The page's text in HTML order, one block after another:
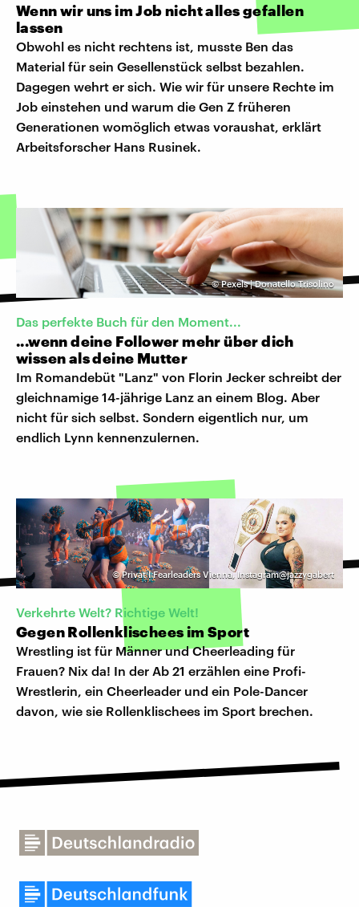
Wenn wir uns im Job nicht alles gefallen
lassen
Obwohl es nicht rechtens ist, musste Ben das
Material für sein Gesellenstück selbst bezahlen.
Dagegen wehrt er sich. Wie wir für unsere Rechte im
Job einstehen und warum die Gen Z früheren
Generationen womöglich etwas voraushat, erklärt
Arbeitsforscher Hans Rusinek.
©Pexels | Donatello Trisolino
Das perfekte Buch für den Moment...
...wenn deine Follower mehr über dich
wissen als deine Mutter
Im Romandebüt "Lanz" von Florin Jecker schreibt der
gleichnamige 14-jährige Lanz an einem Blog. Aber
nicht für sich selbst. Sondern eigentlich nur, um
endlich Lynn kennenzulernen.
©Privat I Fearleaders Vienna, Instagram@jazzygabert
Verkehrte Welt? Richtige Welt!
Gegen Rollenklischees im Sport
Wrestling ist für Männer und Cheerleading für
Frauen? Nix da! In der Ab 21 erzählen eine Profi-
Wrestlerin, ein Cheerleader und ein Pole-Dancer
davon, wie sie Rollenklischees im Sport brechen.